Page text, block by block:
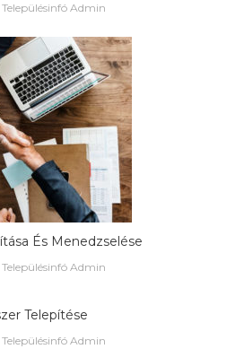
Településinfó Admin
És Menedzselése
Településinfó Admin
Telepítése
Településinfó Admin